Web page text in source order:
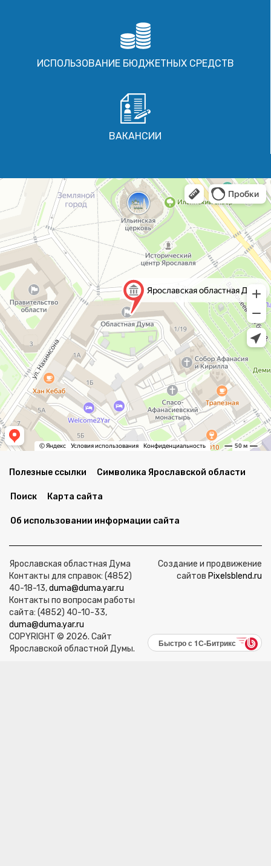
ИСПОЛЬЗОВАНИЕ БЮДЖЕТНЫХ СРЕДСТВ
ВАКАНСИИ
Полезные ссылки Символика Ярославской области
Поиск Карта сайта
Об использовании информации сайта
Ярославская областная Дума
Контакты для справок: (4852)
40-18-13,duma@duma.yar.ru
Контакты по вопросам работы
сайта: (4852) 40-10-33,
duma@duma.yar.ru
COPYRIGHT © 2026. Сайт
Ярославской областной Думы.
Создание и продвижение
сайтов Pixelsblend.ru
Быстро с 1С-Битрикс